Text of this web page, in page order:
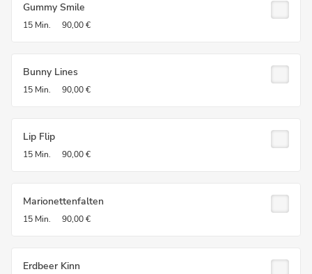
Gummy Smile
15 Min. 90,00 €
Bunny Lines
15 Min. 90,00 €
Lip Flip
15 Min. 90,00 €
Marionettenfalten
15 Min. 90,00 €
Erdbeer Kinn